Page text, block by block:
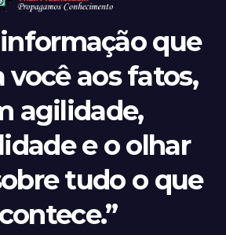
que
você aos fatos,
agilidade,
e o olhar
tudo o que